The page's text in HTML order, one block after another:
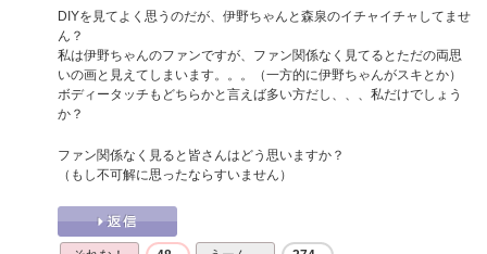
DIYを見てよく思うのだが、伊野ちゃんと森泉のイチャイチャしてませ
ん？
私は伊野ちゃんのファンですが、ファン関係なく見てるとただの両思
いの画と見えてしまいます。。。（一方的に伊野ちゃんがスキとか）
ボディータッチもどちらかと言えば多い方だし、、、私だけでしょう
か？
ファン関係なく見ると皆さんはどう思いますか？
（もし不可解に思ったならすいません）